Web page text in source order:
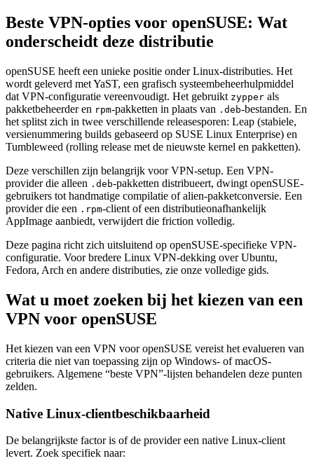
Beste VPN-opties voor openSUSE: Wat
onderscheidt deze distributie
openSUSE heeft een unieke positie onder Linux-distributies. Het
wordt geleverd met YaST, een grafisch systeembeheerhulpmiddel
dat VPN-configuratie vereenvoudigt. Het gebruikt zypper als
pakketbeheerder en rpm-pakketten in plaats van .deb-bestanden. En
het splitst zich in twee verschillende releasesporen: Leap (stabiele,
versienummering builds gebaseerd op SUSE Linux Enterprise) en
Tumbleweed (rolling release met de nieuwste kernel en pakketten).
Deze verschillen zijn belangrijk voor VPN-setup. Een VPN-
provider die alleen .deb-pakketten distribueert, dwingt openSUSE-
gebruikers tot handmatige compilatie of alien-pakketconversie. Een
provider die een .rpm-client of een distributieonafhankelijk
AppImage aanbiedt, verwijdert die friction volledig.
Deze pagina richt zich uitsluitend op openSUSE-specifieke VPN-
configuratie. Voor bredere Linux VPN-dekking over Ubuntu,
Fedora, Arch en andere distributies, zie onze volledige gids.
Wat u moet zoeken bij het kiezen van een
VPN voor openSUSE
Het kiezen van een VPN voor openSUSE vereist het evalueren van
criteria die niet van toepassing zijn op Windows- of macOS-
gebruikers. Algemene “beste VPN”-lijsten behandelen deze punten
zelden.
Native Linux-clientbeschikbaarheid
De belangrijkste factor is of de provider een native Linux-client
levert. Zoek specifiek naar: